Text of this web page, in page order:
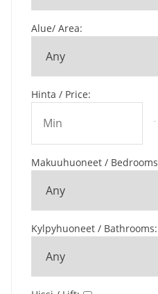
Alue/ Area:
Hinta / Price:
-
Makuuhuoneet / Bedrooms
Kylpyhuoneet / Bathrooms: